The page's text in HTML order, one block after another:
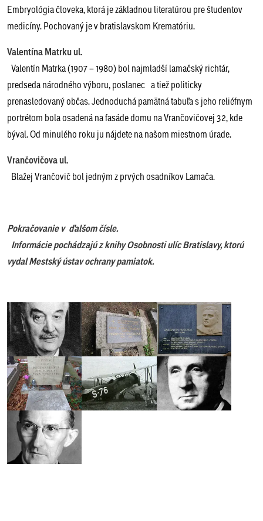
Embryológia človeka, ktorá je základnou literatúrou pre študentov
medicíny. Pochovaný je v bratislavskom Krematóriu.
Valentína Matrku ul.
Valentín Matrka (1907 – 1980) bol najmladší lamačský richtár,
predseda národného výboru, poslanec a tiež politicky
prenasledovaný občas. Jednoduchá pamätná tabuľa s jeho reliéfnym
portrétom bola osadená na fasáde domu na Vrančovičovej 32, kde
býval. Od minulého roku ju nájdete na našom miestnom úrade.
Vrančovičova ul.
Blažej Vrančovič bol jedným z prvých osadníkov Lamača.
Pokračovanie v ďalšom čísle.
Informácie pochádzajú z knihy Osobnosti ulíc Bratislavy, ktorú
vydal Mestský ústav ochrany pamiatok.